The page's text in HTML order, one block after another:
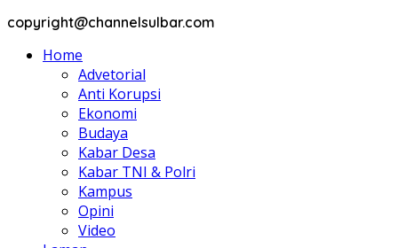
copyright@channelsulbar.com
Home
Advetorial
Anti Korupsi
Ekonomi
Budaya
Kabar Desa
Kabar TNI & Polri
Kampus
Opini
Video